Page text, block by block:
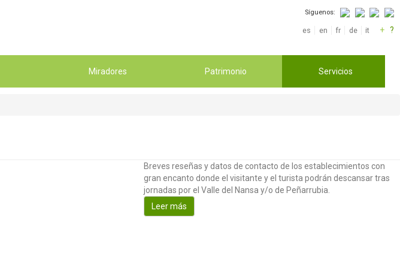
Síguenos:
es en fr de it + ?
Miradores Patrimonio Servicios
Breves reseñas y datos de contacto de los establecimientos con
gran encanto donde el visitante y el turista podrán descansar tras
jornadas por el Valle del Nansa y/o de Peñarrubia.
Leer más